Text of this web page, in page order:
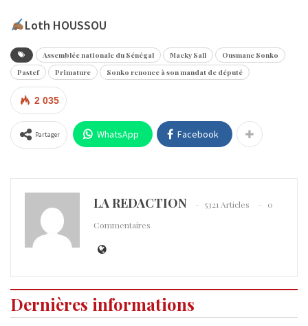
Loth HOUSSOU
Assemblée nationale du Sénégal Macky Sall
Ousmane Sonko
Pastef
Primature Sonko renonce à son mandat de député
2 035
Partager WhatsApp Facebook
LA REDACTION 5321 Articles
0
Commentaires
Dernières informations